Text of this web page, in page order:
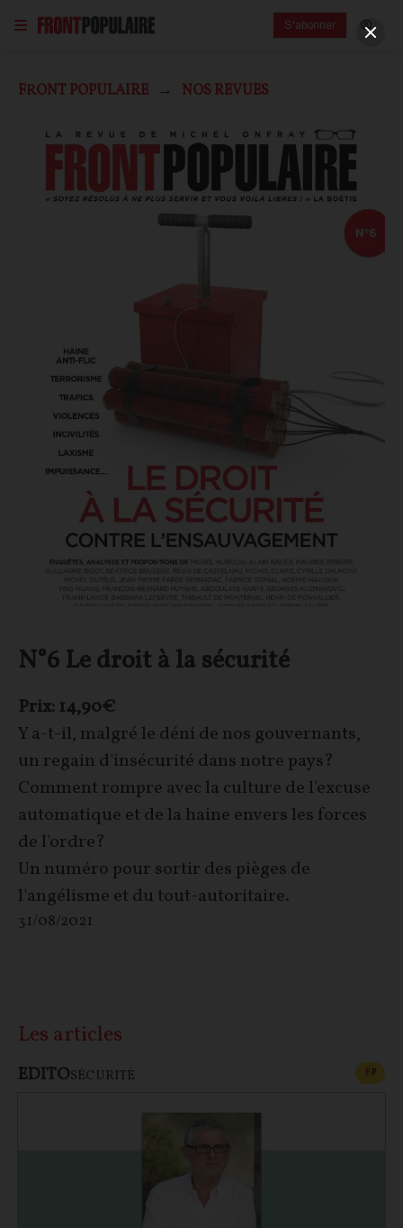
S'abonner
FRONT POPULAIRE NOS REVUES
N°6 Le droit à la sécurité
Prix: 14,90€
Y a-t-il, malgré le déni de nos gouvernants,
un regain d'insécurité dans notre pays?
Comment rompre avec la culture de l'excuse
automatique et de la haine envers les forces
de l'ordre?
Un numéro pour sortir des pièges de
l'angélisme et du tout-autoritaire.
31/08/2021
Les articles
EDITOSÉCURITÉ FP